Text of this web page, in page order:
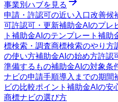
事業別ハブを見る
申請・許認可の近い入口改善候
可許認可・更新補助金AIのプレ
ト 補助金AIのテンプレート 補助
標検索・調査商標検索のやり方
の使い方補助金AIの始め方許認
準備するもの補助金AIの対象条
ナビの申請手順導入までの期間
ビの比較ポイント 補助金AIの安
商標ナビの選び方